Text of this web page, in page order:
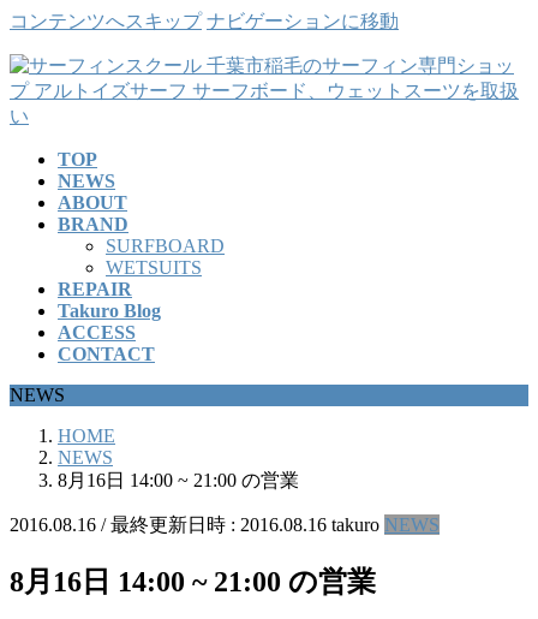
コンテンツへスキップ ナビゲーションに移動
TOP
NEWS
ABOUT
BRAND
SURFBOARD
WETSUITS
REPAIR
Takuro Blog
ACCESS
CONTACT
NEWS
HOME
NEWS
8月16日 14:00 ~ 21:00 の営業
2016.08.16 / 最終更新日時 : 2016.08.16 takuro NEWS
8月16日 14:00 ~ 21:00 の営業